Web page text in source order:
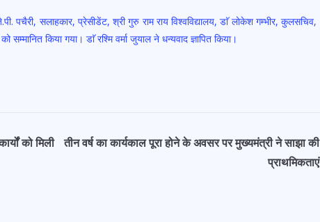
पचैरी, सलाहकार, प्रेसीडेंट, श्री गुरु राम राय विश्वविद्यालय, डाॅ लोकेश गम्भीर, कुलसचिव,
किया गया। डाॅ रश्मि वर्मा जुयाल ने धन्यवाद ज्ञापित किया।
को मिली
तीन वर्ष का कार्यकाल पूरा होने के अवसर पर मुख्यमंत्री ने साझा की
प्राथमिकताएं